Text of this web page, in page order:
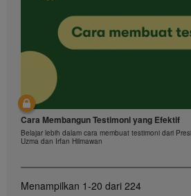
Cara Membangun Testimoni yang Efektif
Belajar lebih dalam cara membuat testimoni dari
Uzma dan Irfan Hilmawan
Menampilkan 1-20 dari 224